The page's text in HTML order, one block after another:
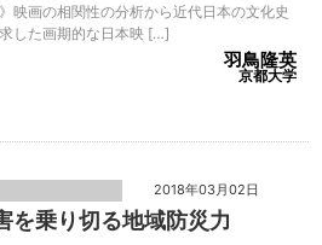
映画の相関性の分析から近代日本の文化史
した画期的な日本映 […]
羽鳥隆英
京都大学
2018年03月02日
を乗り切る地域防災力